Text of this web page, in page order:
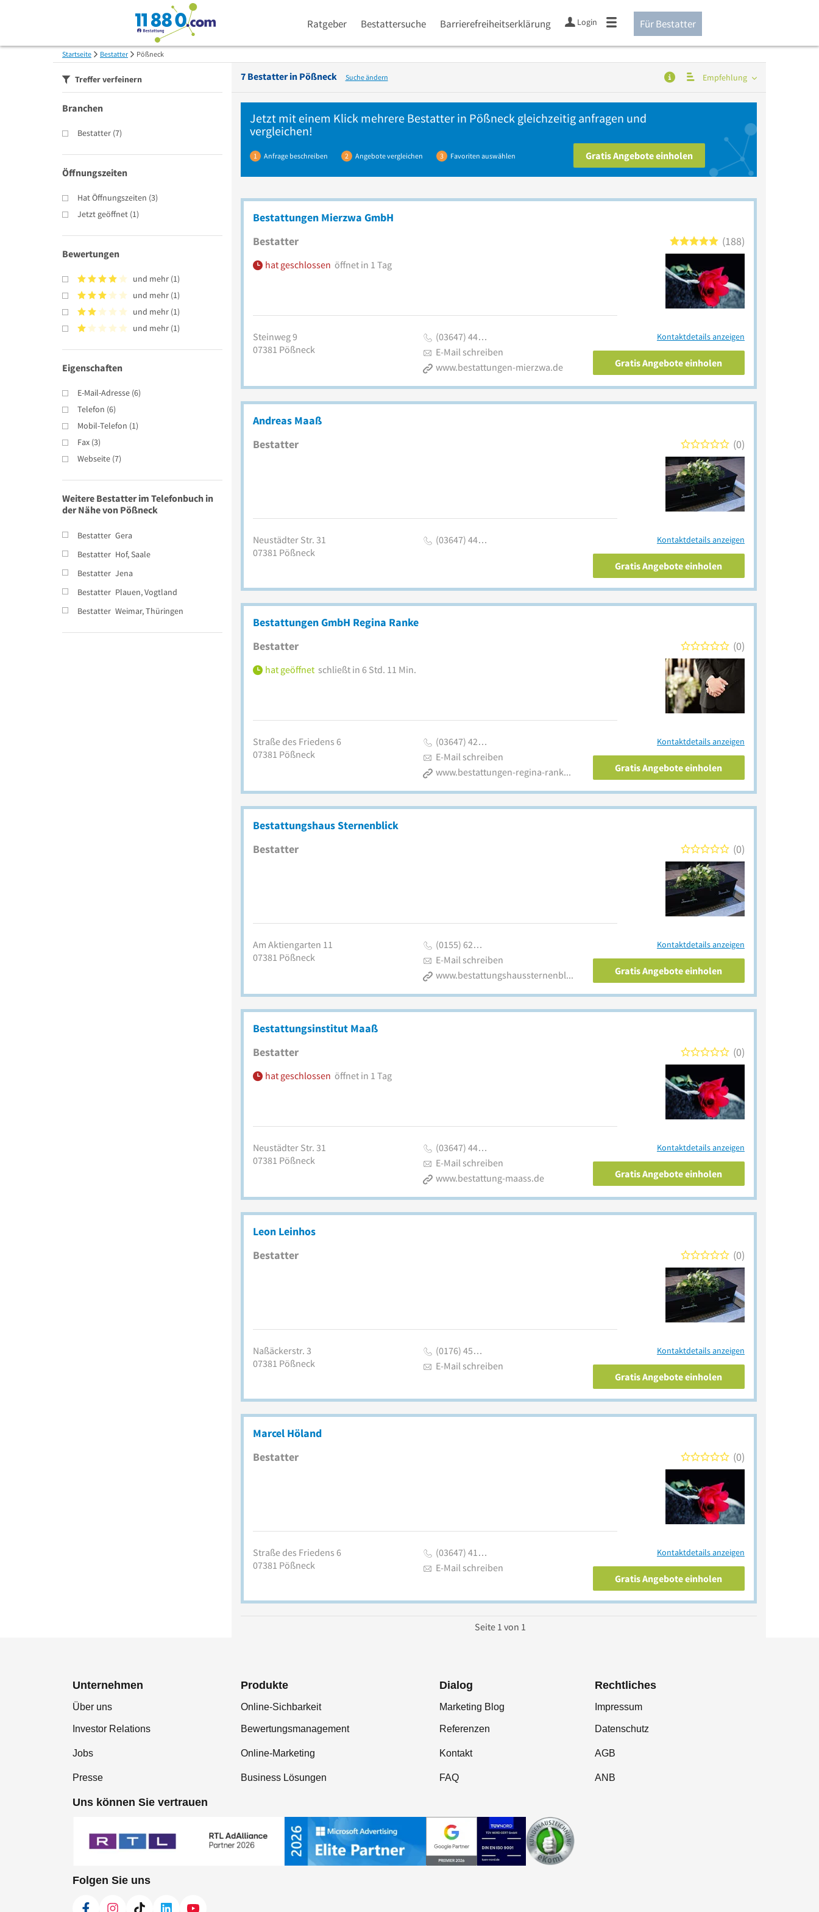
Ratgeber Bestattersuche Barrierefreiheitserklärung Login Für Bestatter
Startseite Bestatter Pößneck
Treffer verfeinern
Branchen
Bestatter (7)
Öffnungszeiten
Hat Öffnungszeiten (3)
Jetzt geöffnet (1)
Bewertungen
und mehr (1)
und mehr (1)
und mehr (1)
und mehr (1)
Eigenschaften
E-Mail-Adresse (6)
Telefon (6)
Mobil-Telefon (1)
Fax (3)
Webseite (7)
Weitere Bestatter im Telefonbuch in
der Nähe von Pößneck
Bestatter Gera
Bestatter Hof, Saale
Bestatter Jena
Bestatter Plauen, Vogtland
Bestatter Weimar, Thüringen
7 Bestatter in Pößneck Suche ändern Empfehlung
1 Anfrage beschreiben 2 Angebote vergleichen 3 Favoriten auswählen
Jetzt mit einem Klick mehrere Bestatterin Pößneck gleichzeitig anfragen und
vergleichen!
Gratis Angebote einholen
Bestattungen Mierzwa GmbH
Bestatter
hat geschlossen öffnet in 1 Tag
188
Steinweg 9
07381 Pößneck
(03647) 44…
E-Mail schreiben
www.bestattungen-mierzwa.de
Kontaktdetails anzeigen
Gratis Angebote einholen
Andreas Maaß
Bestatter
0
Neustädter Str. 31
07381 Pößneck
(03647) 44… Kontaktdetails anzeigen
Gratis Angebote einholen
Bestattungen GmbH Regina Ranke
Bestatter
hat geöffnet schließt in 6 Std. 11 Min.
0
Straße des Friedens 6
07381 Pößneck
(03647) 42…
E-Mail schreiben
www.bestattungen-regina-ranke.de
Kontaktdetails anzeigen
Gratis Angebote einholen
Bestattungshaus Sternenblick
Bestatter
0
Am Aktiengarten 11
07381 Pößneck
(0155) 62…
E-Mail schreiben
www.bestattungshaussternenblick.de
Kontaktdetails anzeigen
Gratis Angebote einholen
Bestattungsinstitut Maaß
Bestatter
hat geschlossen öffnet in 1 Tag
0
Neustädter Str. 31
07381 Pößneck
(03647) 44…
E-Mail schreiben
www.bestattung-maass.de
Kontaktdetails anzeigen
Gratis Angebote einholen
Leon Leinhos
Bestatter
0
Naßäckerstr. 3
07381 Pößneck
(0176) 45…
E-Mail schreiben
Kontaktdetails anzeigen
Gratis Angebote einholen
Marcel Höland
Bestatter
0
Straße des Friedens 6
07381 Pößneck
(03647) 41…
E-Mail schreiben
Kontaktdetails anzeigen
Gratis Angebote einholen
Seite 1 von 1
Unternehmen
Über uns
Investor Relations
Jobs
Presse
Produkte
Online-Sichbarkeit
Bewertungsmanagement
Online-Marketing
Business Lösungen
Dialog
Marketing Blog
Referenzen
Kontakt
FAQ
Rechtliches
Impressum
Datenschutz
AGB
ANB
Uns können Sie vertrauen
Folgen Sie uns